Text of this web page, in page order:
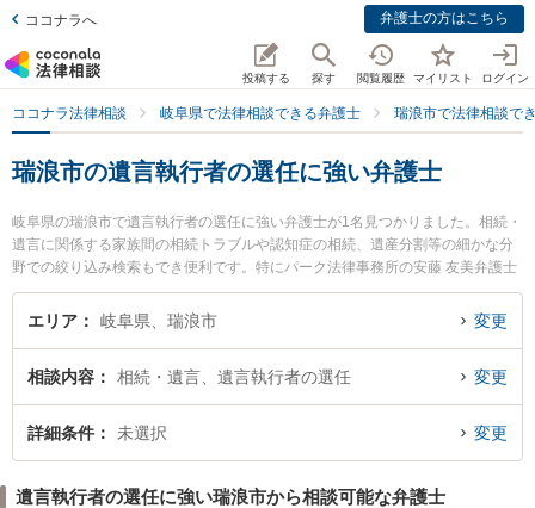
ココナラへ 弁護士の方はこちら
投稿する 探す 閲覧履歴 マイリスト ログイン
ココナラ法律相談 岐阜県で法律相談できる弁護士 瑞浪市で法律相談で
瑞浪市の遺言執行者の選任に強い弁護士
岐阜県の瑞浪市で遺言執行者の選任に強い弁護士が1名見つかりました。相続・
遺言に関係する家族間の相続トラブルや認知症の相続、遺産分割等の細かな分
野での絞り込み検索もでき便利です。特にパーク法律事務所の安藤 友美弁護士
のプロフィール情報や弁護士費用、強みなどが注目されています。『瑞浪市で
土日や夜間に発生した遺言執行者の選任のトラブルを今すぐに弁護士に相談し
に相談予約したい』などでお困りの相談者さんにおすすめです。
エリア 岐阜県、瑞浪市 変更
相談内容 相続・遺言、遺言執行者の選任 変更
詳細条件 未選択 変更
遺言執行者の選任に強い瑞浪市から相談可能な弁護士